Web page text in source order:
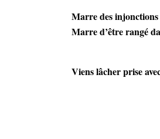
Marre des injonctions
Marre d’être rangé
Viens lâcher prise